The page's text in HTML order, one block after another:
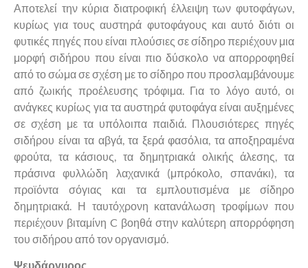
Αποτελεί την κύρια διατροφική έλλειψη των φυτοφάγων,
κυρίως για τους αυστηρά φυτοφάγους και αυτό διότι οι
φυτικές πηγές που είναι πλούσιες σε σίδηρο περιέχουν μια
μορφή σιδήρου που είναι πιο δύσκολο να απορροφηθεί
από το σώμα σε σχέση με το σίδηρο που προσλαμβάνουμε
από ζωικής προέλευσης τρόφιμα. Για το λόγο αυτό, οι
ανάγκες κυρίως για τα αυστηρά φυτοφάγα είναι αυξημένες
σε σχέση με τα υπόλοιπα παιδιά. Πλουσιότερες πηγές
σιδήρου είναι τα αβγά, τα ξερά φασόλια, τα αποξηραμένα
φρούτα, τα κάσιους, τα δημητριακά ολικής άλεσης, τα
πράσινα φυλλώδη λαχανικά (μπρόκολο, σπανάκι), τα
προϊόντα σόγιας και τα εμπλουτισμένα με σίδηρο
δημητριακά. Η ταυτόχρονη κατανάλωση τροφίμων που
περιέχουν βιταμίνη C βοηθά στην καλύτερη απορρόφηση
του σιδήρου από τον οργανισμό.
Ψευδάργυρος